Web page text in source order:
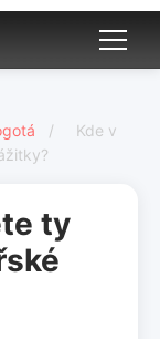
/
Kde v
ty